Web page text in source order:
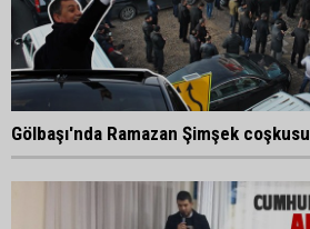
Gölbaşı'nda Ramazan Şimşek coşkusu